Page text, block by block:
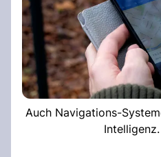
Auch Navigations-